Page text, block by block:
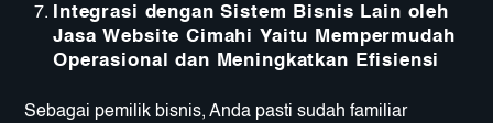
Integrasi dengan Sistem Bisnis Lain oleh
Jasa Website Cimahi Yaitu Mempermudah
Operasional dan Meningkatkan Efisiensi
Sebagai pemilik bisnis, Anda pasti sudah familiar